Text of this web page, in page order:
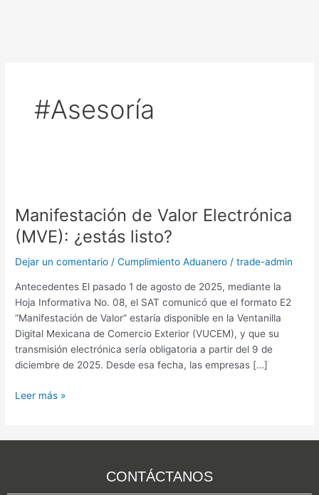
#Asesoría
Manifestación de Valor Electrónica
(MVE): ¿estás listo?
Dejar un comentario /Cumplimiento Aduanero /trade-admin
Antecedentes El pasado 1 de agosto de 2025, mediante la
Hoja Informativa No. 08, el SAT comunicó que el formato E2
“Manifestación de Valor” estaría disponible en la Ventanilla
Digital Mexicana de Comercio Exterior (VUCEM), y que su
transmisión electrónica sería obligatoria a partir del 9 de
diciembre de 2025. Desde esa fecha, las empresas […]
Valor
Electrónica
(MVE):
¿estás
Leer más »
CONTÁCTANOS